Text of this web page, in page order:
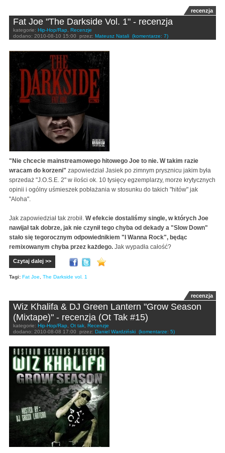
recenzja
Fat Joe "The Darkside Vol. 1" - recenzja
kategorie: Hip-Hop/Rap
Recenzje
dodano: 2010-08-10 15:00 przez: Mateusz Natali (komentarze: 7)
"Nie chcecie mainstreamowego hitowego Joe to nie. W takim razie
wracam do korzeni" zapowiedział Jasiek po zimnym prysznicu jakim była
sprzedaż "J.O.S.E. 2" w ilości ok. 10 tysięcy egzemplarzy, morze krytycznych
opinii i ogólny uśmieszek pobłażania w stosunku do takich "hitów" jak
"Aloha".
Jak zapowiedział tak zrobił. W efekcie dostaliśmy single, w których Joe
nawijał tak dobrze, jak nie czynił tego chyba od dekady a "Slow Down"
stało się tegorocznym odpowiednikiem "I Wanna Rock", będąc
remixowanym chyba przez każdego. Jak wypadła całość?
Czytaj dalej >>
Tagi: Fat Joe The Darkside vol. 1
recenzja
Wiz Khalifa & DJ Green Lantern "Grow Season
(Mixtape)" - recenzja (Ot Tak #15)
kategorie: Hip-Hop/Rap Ot tak Recenzje
dodano: 2010-08-08 17:00 przez: Daniel Wardziński (komentarze: 5)